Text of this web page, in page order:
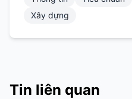
Xây dựng
Tin liên quan